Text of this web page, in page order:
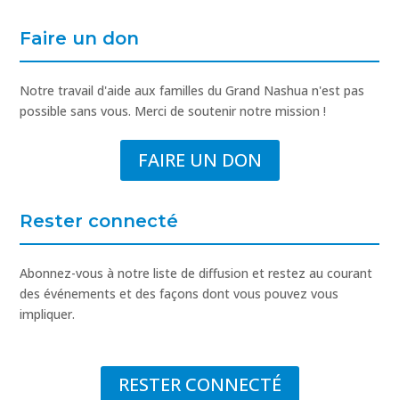
Faire un don
Notre travail d'aide aux familles du Grand Nashua n'est pas
possible sans vous. Merci de soutenir notre mission !
FAIRE UN DON
Rester connecté
Abonnez-vous à notre liste de diffusion et restez au courant
des événements et des façons dont vous pouvez vous
impliquer.
RESTER CONNECTÉ